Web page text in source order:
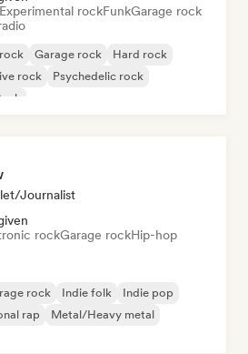
Experimental rockFunkGarage rock
Garage rock
Hard rock
rock
Psychedelic rock
Journalist
rockGarage rockHip-hop
rock Indie folk
Indie pop
rap
Metal/Heavy metal